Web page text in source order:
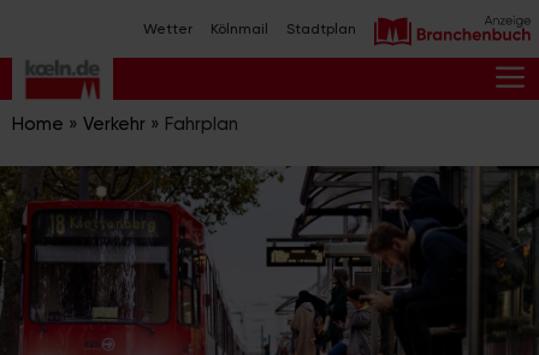
Inhalt
springen
Wetter Kölnmail Stadtplan
Home » Verkehr » Fahrplan